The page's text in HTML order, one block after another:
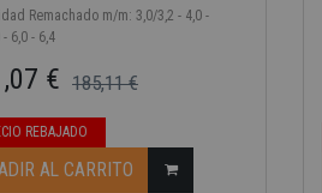
Remachado m/m: 3,0/3,2 - 4,0 -
- 6,0 - 6,4
185,11 €
€
REBAJADO
AL CARRITO